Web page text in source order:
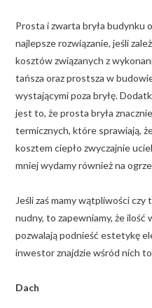
Prosta i zwarta bryła budynku
najlepsze rozwiązanie, jeśli
kosztów związanych z
tańsza oraz prostsza w
wystającymi poza bryłę.
jest to, że prosta bryła
termicznych, które sprawiają,
kosztem ciepło zwyczajnie
mniej wydamy również na
Jeśli zaś mamy wątpliwości
nudny, to zapewniamy, że ilość
pozwalają podnieść estetykę
inwestor znajdzie wśród nich
Dach